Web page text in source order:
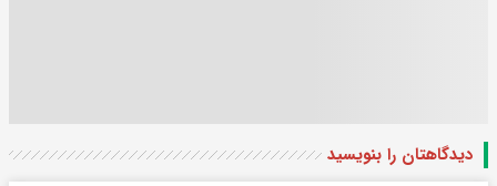
دیدگاهتان را بنویسید